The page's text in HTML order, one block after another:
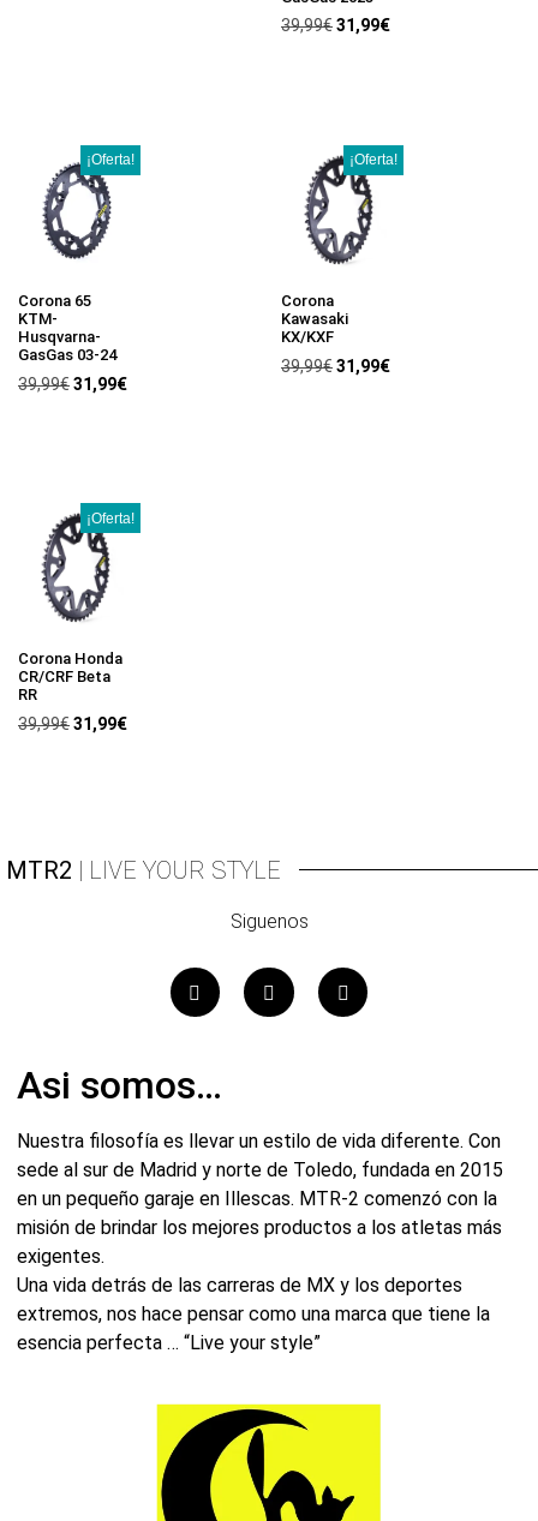
39,99€31,99€
¡Oferta!
Corona 65
KTM-
Husqvarna-
GasGas 03-24
39,99€31,99€
¡Oferta!
Corona
Kawasaki
KX/KXF
39,99€31,99€
¡Oferta!
Corona Honda
CR/CRF Beta
RR
39,99€31,99€
MTR2 | LIVE YOUR STYLE
Siguenos
Asi somos…
Nuestra filosofía es llevar un estilo de vida diferente. Con
sede al sur de Madrid y norte de Toledo, fundada en 2015
en un pequeño garaje en Illescas. MTR-2 comenzó con la
misión de brindar los mejores productos a los atletas más
exigentes.
Una vida detrás de las carreras de MX y los deportes
extremos, nos hace pensar como una marca que tiene la
esencia perfecta … “Live your style”